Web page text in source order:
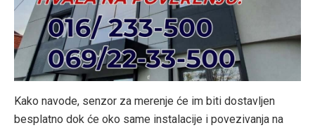
Kako navode, senzor za merenje će im biti dostavljen
besplatno dok će oko same instalacije i povezivanja na